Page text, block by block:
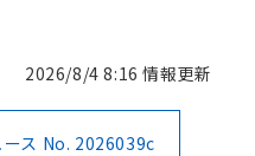
2026/8/4 8:16 情報更新
ス No. 2026039c